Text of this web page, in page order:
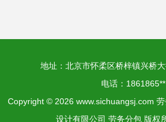
地址：北京市怀柔区桥梓镇兴桥
电话：1861865**
Copyright © 2026 www.sichuangsj.com
设计有限公司 劳务分包 版权